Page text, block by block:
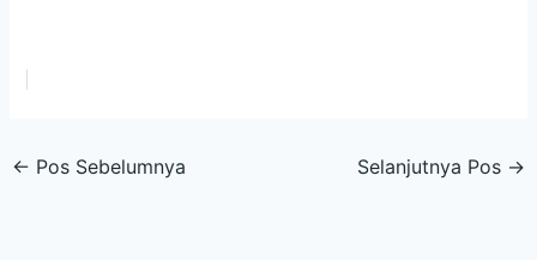
← Pos Sebelumnya Selanjutnya Pos →